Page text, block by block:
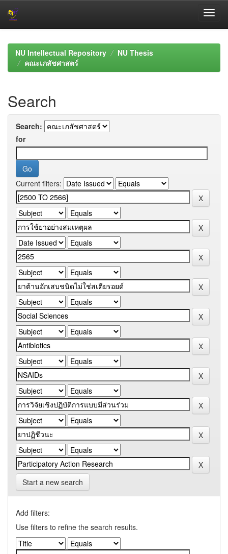
navigationNU Intellectual Repository
NU Thesis
คณะเภสัชศาสตร์
Search
Search:
for
Current filters:
Start a new search
Add filters:
Use filters to refine the search results.